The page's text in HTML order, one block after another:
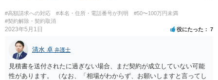
#高額請求への対応 #本名・住所・電話番号が判明
#50〜100万円未満
#契約解除・契約取消
2023年5月1日 役にたった 7
清水 卓 弁護士
見積書を送付されたに過ぎない場合、まだ契約が成立していない可能
性があります。 （なお、「相場がわからず、お願いしますと言ってし